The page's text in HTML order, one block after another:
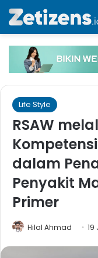
Life Style
RSAW
dalam
Penyakit
Primer
Hilal Ahmad 19